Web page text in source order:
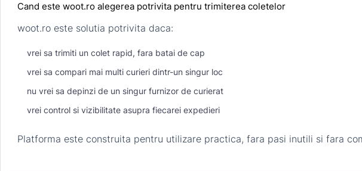
Cand este woot.ro alegerea potrivita pentru trimiterea coletelor
woot.ro este solutia potrivita daca:
vrei sa trimiti un colet rapid, fara batai de cap
vrei sa compari mai multi curieri dintr-un singur loc
nu vrei sa depinzi de un singur furnizor de curierat
vrei control si vizibilitate asupra fiecarei expedieri
Platforma este construita pentru utilizare practica, fara pasi inutili si fara